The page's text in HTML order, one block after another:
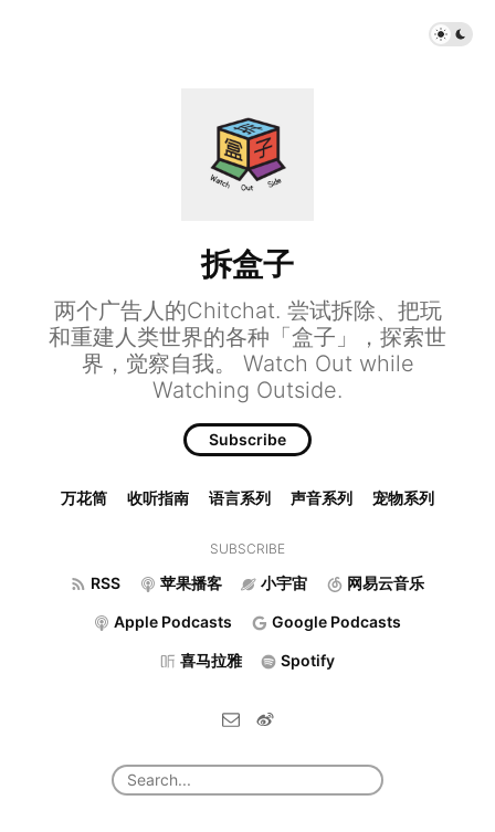
拆盒子
两个广告人的Chitchat. 尝试拆除、把玩
和重建人类世界的各种「盒子」，探索世
界，觉察自我。 Watch Out while
Watching Outside.
Subscribe
万花筒 收听指南 语言系列 声音系列 宠物系列
SUBSCRIBE
RSS 苹果播客 小宇宙 网易云音乐
Apple Podcasts Google Podcasts
喜马拉雅 Spotify